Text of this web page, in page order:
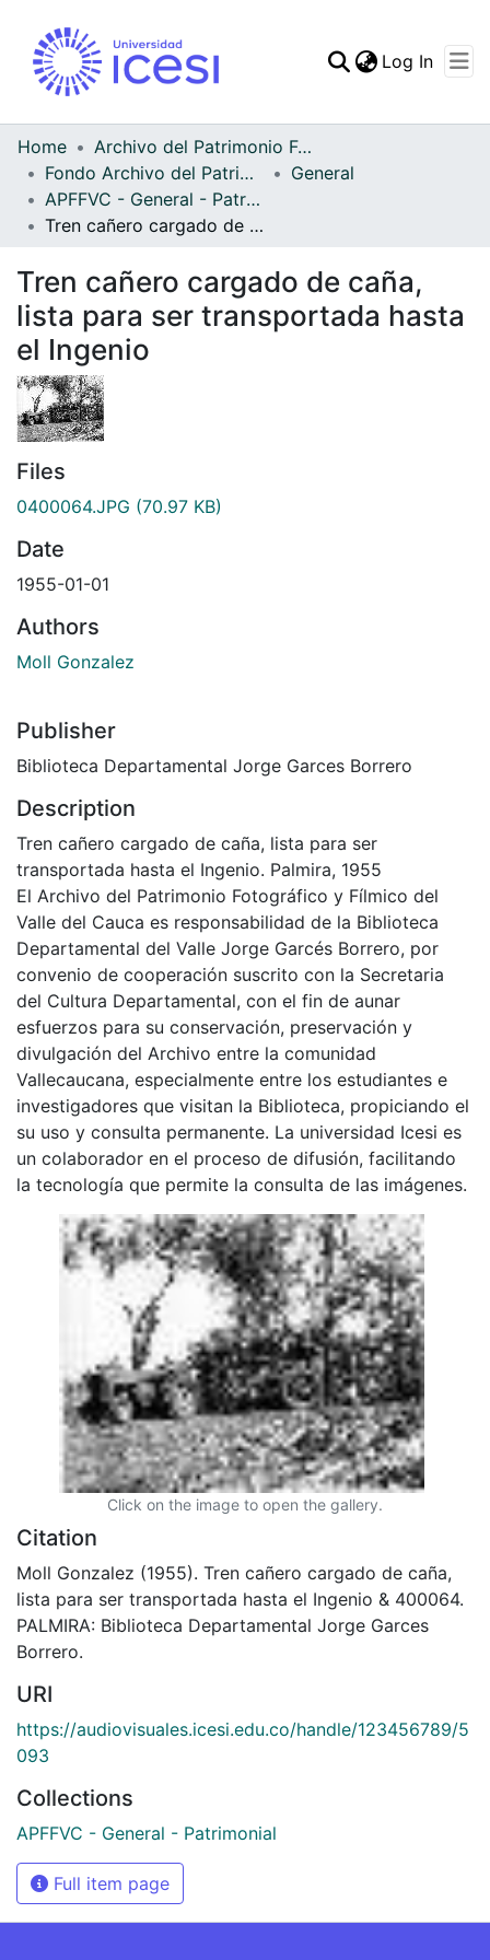
Statistics
Log In
Home
Archivo del Patrimonio Fotográfico y Fílmico del Valle del Cauca
Fondo Archivo del Patrimonio Fotográfico y Fílmico del Valle del Cauca
General
APFFVC - General - Patrimonial
Tren cañero cargado de caña, lista para ser transportada hasta el Ingenio
Tren cañero cargado de caña,
lista para ser transportada hasta
el Ingenio
Files
0400064.JPG (70.97 KB)
Date
1955-01-01
Authors
Moll Gonzalez
Publisher
Biblioteca Departamental Jorge Garces Borrero
Description
Tren cañero cargado de caña, lista para ser
transportada hasta el Ingenio. Palmira, 1955
El Archivo del Patrimonio Fotográfico y Fílmico del
Valle del Cauca es responsabilidad de la Biblioteca
Departamental del Valle Jorge Garcés Borrero, por
convenio de cooperación suscrito con la Secretaria
del Cultura Departamental, con el fin de aunar
esfuerzos para su conservación, preservación y
divulgación del Archivo entre la comunidad
Vallecaucana, especialmente entre los estudiantes e
investigadores que visitan la Biblioteca, propiciando el
su uso y consulta permanente. La universidad Icesi es
un colaborador en el proceso de difusión, facilitando
la tecnología que permite la consulta de las imágenes.
Click on the image to open the gallery.
Citation
Moll Gonzalez (1955). Tren cañero cargado de caña,
lista para ser transportada hasta el Ingenio & 400064.
PALMIRA: Biblioteca Departamental Jorge Garces
Borrero.
URI
https://audiovisuales.icesi.edu.co/handle/123456789/5
093
Collections
APFFVC - General - Patrimonial
Full item page